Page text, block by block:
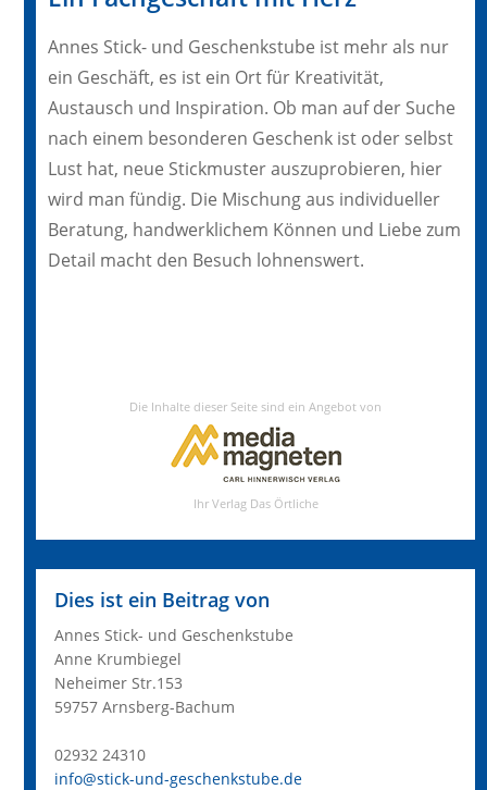
Annes Stick- und Geschenkstube ist mehr als nur
ein Geschäft, es ist ein Ort für Kreativität,
Austausch und Inspiration. Ob man auf der Suche
nach einem besonderen Geschenk ist oder selbst
Lust hat, neue Stickmuster auszuprobieren, hier
wird man fündig. Die Mischung aus individueller
Beratung, handwerklichem Können und Liebe zum
Detail macht den Besuch lohnenswert.
Dies ist ein Beitrag von
Annes Stick- und Geschenkstube
Anne Krumbiegel
Neheimer Str.153
59757 Arnsberg-Bachum
02932 24310
info@stick-und-geschenkstube.de